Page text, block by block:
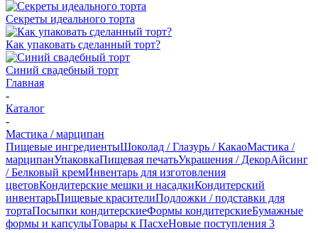
Секреты идеального торта
Как упаковать сделанный торт?
Синий свадебный торт
Главная
-
Каталог
-
Мастика / марципан
Пищевые ингредиентыШоколад / Глазурь / КакаоМастика /
марципанУпаковкаПищевая печатьУкрашения / ДекорАйсинг
/ Белковый кремИнвентарь для изготовления
цветовКондитерские мешки и насадкиКондитерский
инвентарьПищевые красителиПодложки / подставки для
тортаПосыпки кондитерскиеФормы кондитерскиеБумажные
формы и капсулыТовары к ПасхеНовые поступления 3